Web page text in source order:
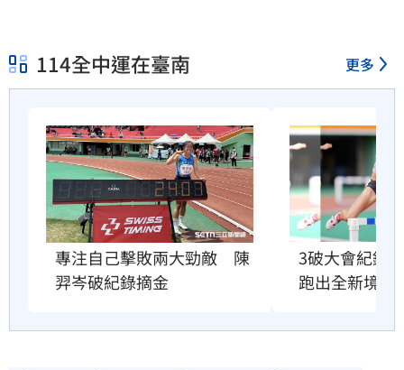
114全中運在臺南 更多
專注自己擊敗兩大勁敵　陳
羿岑破紀錄摘金
3破大會紀錄
跑出全新境界